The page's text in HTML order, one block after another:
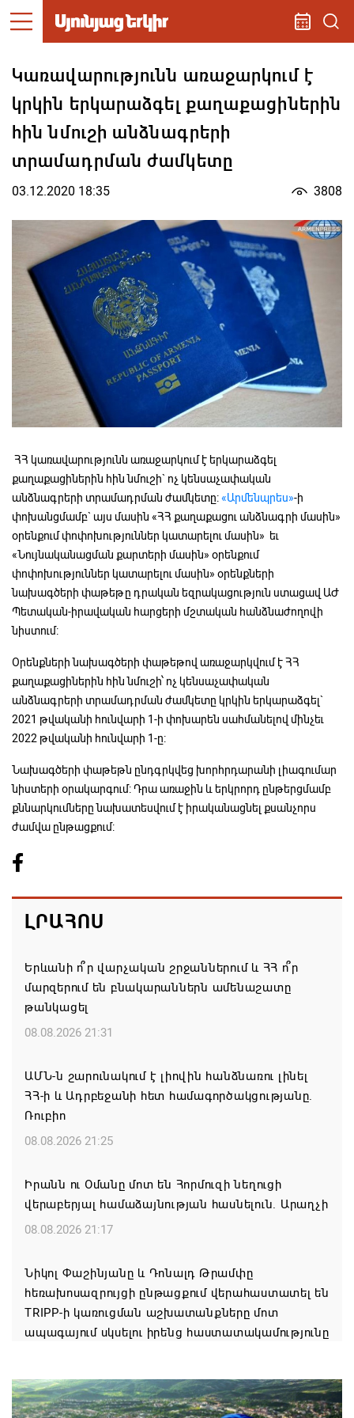
Կառավարությունն առաջարկում է
կրկին երկարաձգել քաղաքացիներին
հին նմուշի անձնագրերի
տրամադրման ժամկետը
03.12.2020 18:35 3808
ՀՀ կառավարությունն առաջարկում է երկարաձգել
քաղաքացիներին հին նմուշի` ոչ կենսաչափական
անձնագրերի տրամադրման ժամկետը:«Արմենպրես»-ի
փոխանցմամբ` այս մասին «ՀՀ քաղաքացու անձնագրի մասին»
օրենքում փոփոխություններ կատարելու մասին» եւ
«Նույնականացման քարտերի մասին» օրենքում
փոփոխություններ կատարելու մասին» օրենքների
նախագծերի փաթեթը դրական եզրակացություն ստացավ ԱԺ
Պետական-իրավական հարցերի մշտական հանձնաժողովի
նիստում:
Օրենքների նախագծերի փաթեթով առաջարկվում է ՀՀ
քաղաքացիներին հին նմուշի՝ ոչ կենսաչափական
անձնագրերի տրամադրման ժամկետը կրկին երկարաձգել`
2021 թվականի հունվարի 1-ի փոխարեն սահմանելով մինչեւ
2022 թվականի հունվարի 1-ը:
Նախագծերի փաթեթն ընդգրկվեց խորհրդարանի լիագումար
նիստերի օրակարգում: Դրա առաջին և երկրորդ ընթերցմամբ
քննարկումները նախատեսվում է իրականացնել քսանչորս
ժամվա ընթացքում:
ԼՐԱՀՈՍ
Երևանի ո՞ր վարչական շրջաններում և ՀՀ ո՞ր
մարզերում են բնակարաններն ամենաշատը
թանկացել
08.08.2026 21:31
ԱՄՆ-ն շարունակում է լիովին հանձնառու լինել
ՀՀ-ի և Ադրբեջանի հետ համագործակցությանը.
Ռուբիո
08.08.2026 21:25
Իրանն ու Օմանը մոտ են Հորմուզի նեղուցի
վերաբերյալ համաձայնության հասնելուն. Արաղչի
08.08.2026 21:17
Նիկոլ Փաշինյանը և Դոնալդ Թրամփը
հեռախոսազրույցի ընթացքում վերահաստատել են
TRIPP-ի կառուցման աշխատանքները մոտ
ապագայում սկսելու իրենց հաստատակամությունը
Փաշինյանն ու Ալիևը հեռախոսազրույց են ունեցել․